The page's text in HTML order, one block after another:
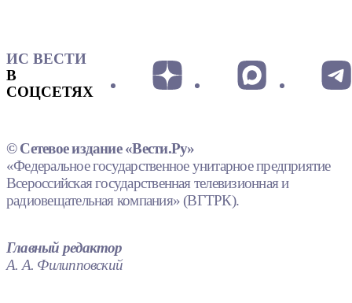
ИС ВЕСТИ
В
СОЦСЕТЯХ
© Сетевое издание «Вести.Ру»
«Федеральное государственное унитарное предприятие
Всероссийская государственная телевизионная и
радиовещательная компания» (ВГТРК).
Главный редактор
А. А. Филипповский